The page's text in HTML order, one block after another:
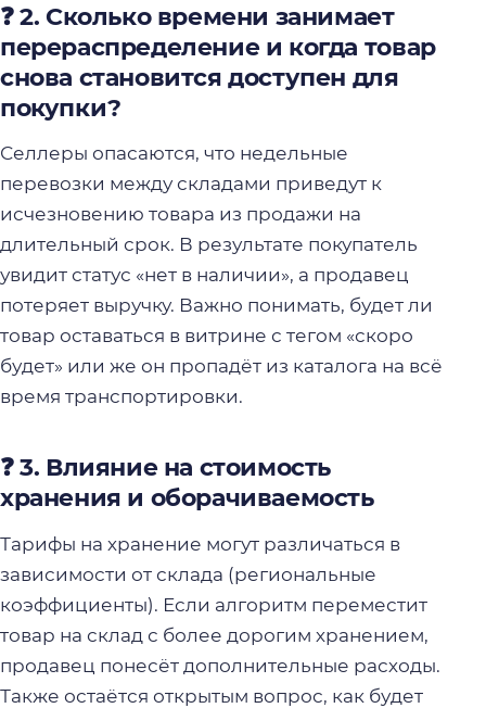
❓ 2. Сколько времени занимает
перераспределение и когда товар
снова становится доступен для
покупки?
Селлеры опасаются, что недельные
перевозки между складами приведут к
исчезновению товара из продажи на
длительный срок. В результате покупатель
увидит статус «нет в наличии», а продавец
потеряет выручку. Важно понимать, будет ли
товар оставаться в витрине с тегом «скоро
будет» или же он пропадёт из каталога на всё
время транспортировки.
❓ 3. Влияние на стоимость
хранения и оборачиваемость
Тарифы на хранение могут различаться в
зависимости от склада (региональные
коэффициенты). Если алгоритм переместит
товар на склад с более дорогим хранением,
продавец понесёт дополнительные расходы.
Также остаётся открытым вопрос, как будет